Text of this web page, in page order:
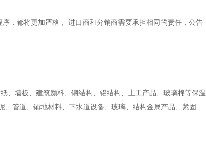
，都将更加严格， 进口商和分销商需要承担相同的责任，公告
、墙板、建筑颜料、钢结构、铝结构、土工产品、玻璃棉等保温
管道、铺地材料、下水道设备、玻璃、结构金属产品、紧固